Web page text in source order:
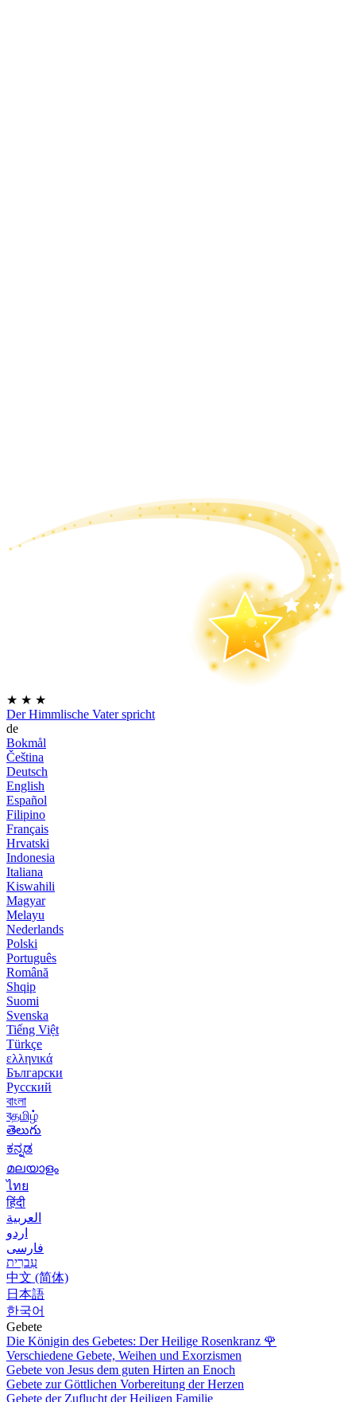
★ ★ ★
Der Himmlische Vater spricht
de
Bokmål
Čeština
Deutsch
English
Español
Filipino
Français
Hrvatski
Indonesia
Italiana
Kiswahili
Magyar
Melayu
Nederlands
Polski
Português
Română
Shqip
Suomi
Svenska
Tiếng Việt
Türkçe
ελληνικά
Български
Русский
বাংলা
বதமிழ்
తెలుగు
ಕನ್ನಡ
മലയാളം
ไทย
हिंदी
العربية
اردو
فارسی
עִברִית
中文 (简体)
日本語
한국어
Gebete
Die Königin des Gebetes: Der Heilige Rosenkranz 🌹
Verschiedene Gebete, Weihen und Exorzismen
Gebete von Jesus dem guten Hirten an Enoch
Gebete zur Göttlichen Vorbereitung der Herzen
Gebete der Zuflucht der Heiligen Familie